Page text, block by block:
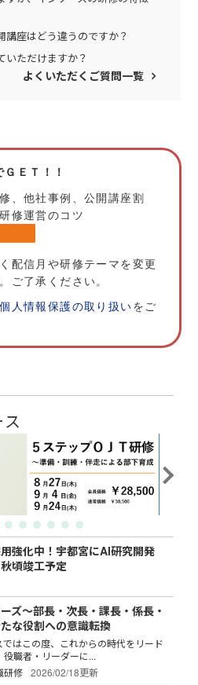
講座はどう違うのですか？
いただけますか？
よくいただくご質問一覧
ＥＴ！！
、他社事例、公開講座割
修運営のコツ
配信月や研修テーマを変更
ご了承ください。
個人情報保護の取り扱いをご
強化中！宇都宮にAI研究開発
頃竣工予定
ズ～部長・次長・課長・係長・
な役割への意識転換
ではこの度、これからの時代をリード
役職者・リーダーに...
研修
2026/02/18更新